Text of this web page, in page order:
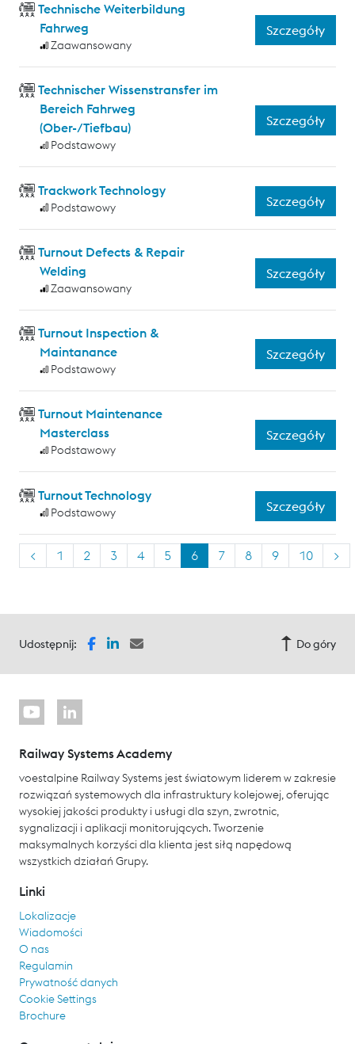
Technische Weiterbildung
Fahrweg
Zaawansowany
Szczegóły
Technischer Wissenstransfer im
Bereich Fahrweg
(Ober-/Tiefbau)
Podstawowy
Szczegóły
Trackwork Technology
Podstawowy Szczegóły
Turnout Defects & Repair
Welding
Zaawansowany
Szczegóły
Turnout Inspection &
Maintanance
Podstawowy
Szczegóły
Turnout Maintenance
Masterclass
Podstawowy
Szczegóły
Turnout Technology
Podstawowy Szczegóły
< 1 2 3 4 5 6 7 8 9 10 >
Udostępnij: Do góry
Railway Systems Academy
voestalpine Railway Systems jest światowym liderem w zakresie
rozwiązań systemowych dla infrastruktury kolejowej, oferując
wysokiej jakości produkty i usługi dla szyn, zwrotnic,
sygnalizacji i aplikacji monitorujących. Tworzenie
maksymalnych korzyści dla klienta jest siłą napędową
wszystkich działań Grupy.
Linki
Lokalizacje
Wiadomości
O nas
Regulamin
Prywatność danych
Cookie Settings
Brochure